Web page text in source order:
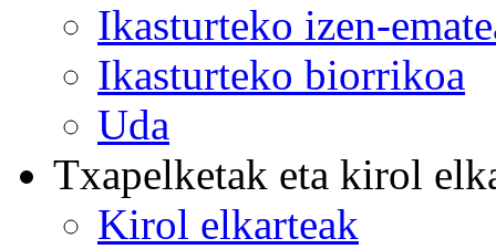
Ikasturteko izen-
Ikasturteko biorrikoa
Uda
Txapelketak eta kirol
Kirol elkarteak